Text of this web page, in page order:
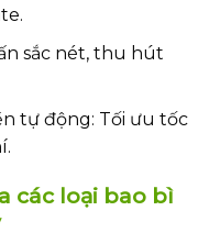
sắc nét, thu hút
tự động: Tối ưu tốc
các loại bao bì